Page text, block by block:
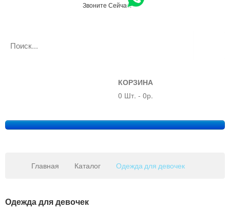
Звоните Сейчас!
КОРЗИНА
0 Шт. - 0р.
Главная Каталог Одежда для девочек
Одежда для девочек